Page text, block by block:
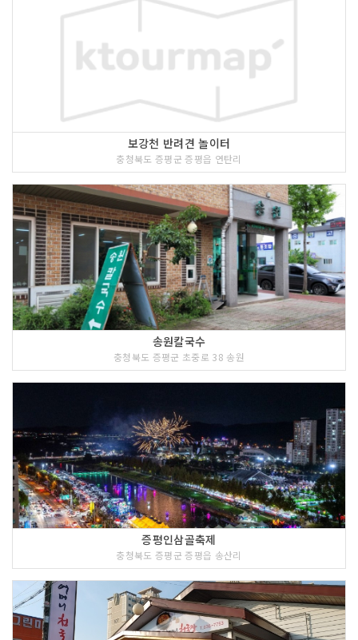
보강천 반려견 놀이터
충청북도 증평군 증평읍 연탄리
송원칼국수
충청북도 증평군 초중로 38 송원
증평인삼골축제
충청북도 증평군 증평읍 송산리